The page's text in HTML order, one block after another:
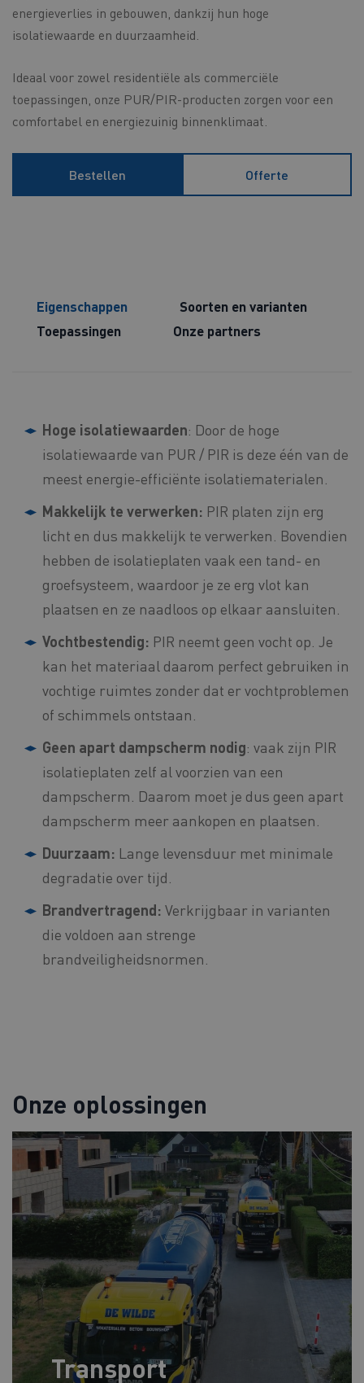
energieverlies in gebouwen, dankzij hun hoge
isolatiewaarde en duurzaamheid.
Ideaal voor zowel residentiële als commerciële
toepassingen, onze PUR/PIR-producten zorgen voor een
comfortabel en energiezuinig binnenklimaat.
Bestellen Offerte
Eigenschappen
Soorten en varianten
Toepassingen
Onze partners
Hoge isolatiewaarden: Door de hoge
isolatiewaarde van PUR / PIR is deze één van de
meest energie-efficiënte isolatiematerialen.
Makkelijk te verwerken: PIR platen zijn erg
licht en dus makkelijk te verwerken. Bovendien
hebben de isolatieplaten vaak een tand- en
groefsysteem, waardoor je ze erg vlot kan
plaatsen en ze naadloos op elkaar aansluiten.
Vochtbestendig: PIR neemt geen vocht op. Je
kan het materiaal daarom perfect gebruiken in
vochtige ruimtes zonder dat er vochtproblemen
of schimmels ontstaan.
Geen apart dampscherm nodig: vaak zijn PIR
isolatieplaten zelf al voorzien van een
dampscherm. Daarom moet je dus geen apart
dampscherm meer aankopen en plaatsen.
Duurzaam: Lange levensduur met minimale
degradatie over tijd.
Brandvertragend: Verkrijgbaar in varianten
die voldoen aan strenge
brandveiligheidsnormen.
Onze oplossingen
Transport